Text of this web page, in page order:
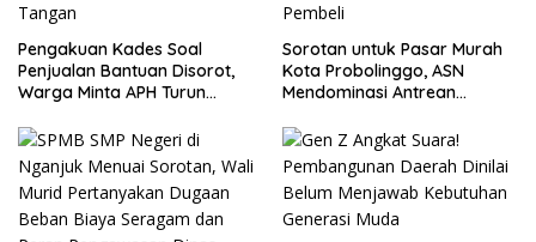
Pengakuan Kades Soal
Penjualan Bantuan Disorot,
Warga Minta APH Turun
Sorotan untuk Pasar Murah
Kota Probolinggo, ASN
Mendominasi Antrean